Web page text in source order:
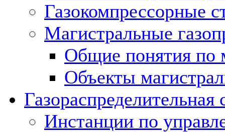
Газокомпрессорные
Магистральные
Общие понятия по
Объекты
Газораспределительная
Инстанции по